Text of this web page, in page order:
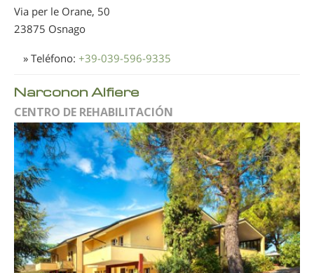
Via per le Orane, 50
23875 Osnago
» Teléfono: +39-039-596-9335
Narconon Alfiere
CENTRO DE REHABILITACIÓN